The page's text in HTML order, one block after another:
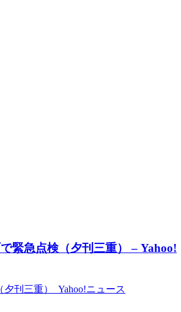
緊急点検（夕刊三重） – Yahoo!
刊三重） Yahoo!ニュース